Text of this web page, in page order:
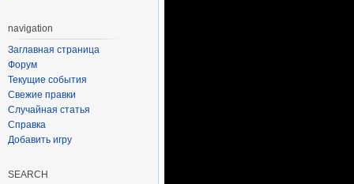
navigation
Заглавная страница
Форум
Текущие события
Свежие правки
Случайная статья
Справка
Добавить игру
SEARCH